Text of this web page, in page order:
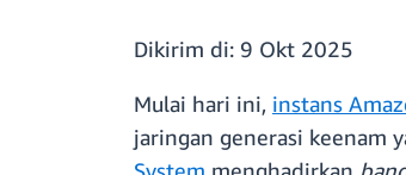
Dikirim di: 9 Okt 2025
Mulai hari ini, instans
jaringan generasi keenam